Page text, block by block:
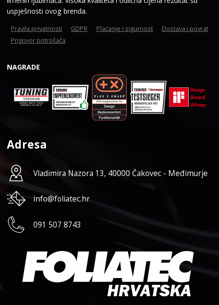
uspješnosti ovog brenda.
Pravila privatnosti GDPR Plaćanje i sigurnost
Dostava i povrat
Prigovor potrošača
NAGRADE
Adresa
Vladimira Nazora 13, 40000 Čakovec - Međimurje
info@foliatec.hr
091 507 8743